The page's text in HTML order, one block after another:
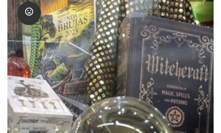
Amuletos Símbolos Celtas
Anillo Atlante
Aromaterapia
Atrapa sueños
Bolas de Cristal
Brujas de Artesanía
Cofre de los Deseos